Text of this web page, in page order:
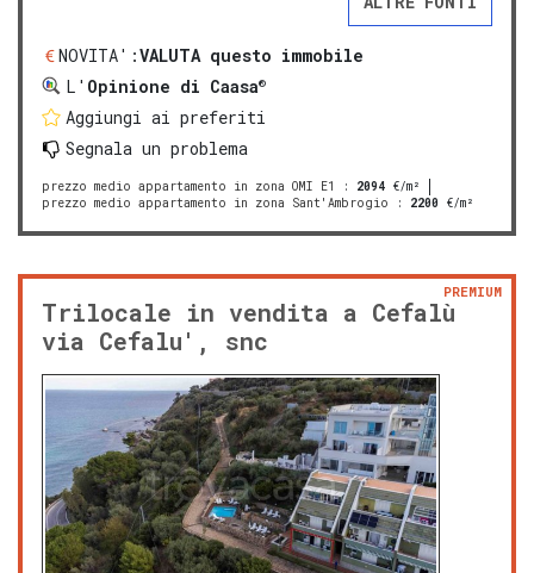
NOVITA':VALUTA questo immobile
L' Opinione di Caasa®
Aggiungi ai preferiti
Segnala un problema
prezzo medio appartamento in zona OMI E1 : 2094 €/m²
prezzo medio appartamento in zona Sant'Ambrogio : 2200 €/m²
Trilocale in vendita a Cefalù
via Cefalu', snc
PREMIUM